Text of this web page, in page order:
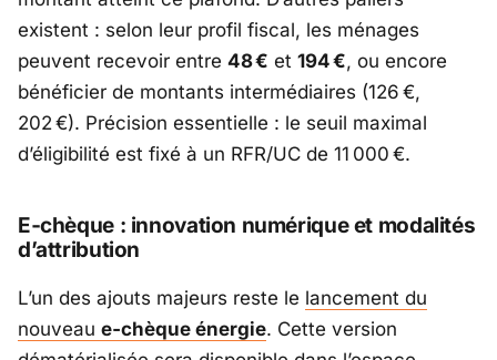
existent : selon leur profil fiscal, les ménages
peuvent recevoir entre 48 € et 194 €, ou encore
bénéficier de montants intermédiaires (126 €,
202 €). Précision essentielle : le seuil maximal
d’éligibilité est fixé à un RFR/UC de 11 000 €.
E‑chèque : innovation numérique et modalités
d’attribution
L’un des ajouts majeurs reste le lancement du
nouveau e‑chèque énergie. Cette version